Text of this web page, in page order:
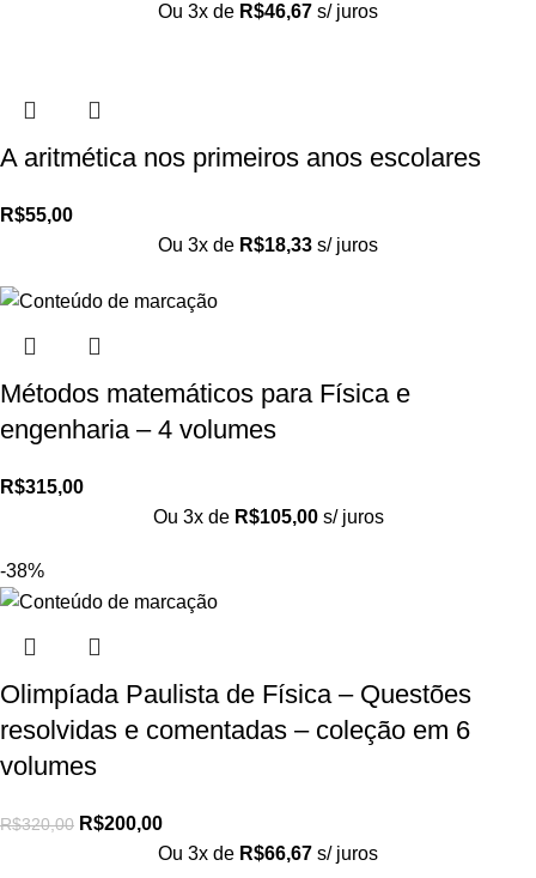
Ou 3x de R$46,67 s/ juros
A aritmética nos primeiros anos escolares
R$55,00
Ou 3x de R$18,33 s/ juros
Métodos matemáticos para Física e
engenharia – 4 volumes
R$315,00
Ou 3x de R$105,00 s/ juros
-38%
Olimpíada Paulista de Física – Questões
resolvidas e comentadas – coleção em 6
volumes
R$320,00 R$200,00
Ou 3x de R$66,67 s/ juros